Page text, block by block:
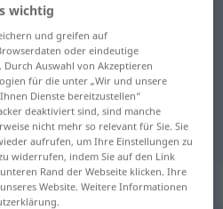
Wörterbuch
Übersetzung
Übersetzung
: verbe transitif
wichtig
und greifen auf
oder eindeutige
Auswahl von Akzeptieren
für die unter „Wir und unsere
Dienste bereitzustellen“
deaktiviert sind, sind manche
nicht mehr so relevant für Sie. Sie
aufrufen, um Ihre Einstellungen zu
widerrufen, indem Sie auf den Link
Rand der Webseite klicken. Ihre
Website. Weitere Informationen